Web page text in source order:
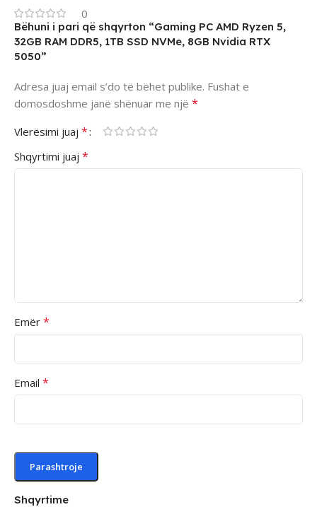
0
Shqyrtime
Bëhuni i pari që shqyrton “Gaming PC AMD Ryzen 5,
32GB RAM DDR5, 1TB SSD NVMe, 8GB Nvidia RTX
5050”
Adresa juaj email s’do të bëhet publike. Fushat e
domosdoshme janë shënuar me një *
Vlerësimi juaj *
Shqyrtimi juaj *
Emër *
Email *